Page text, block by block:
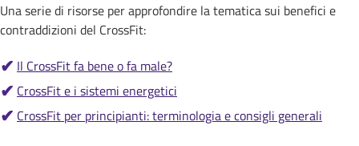
Una serie di risorse per approfondire la tematica sui benefici e
contraddizioni del CrossFit:
Il CrossFit fa bene o fa male?
CrossFit e i sistemi energetici
CrossFit per principianti: terminologia e consigli generali